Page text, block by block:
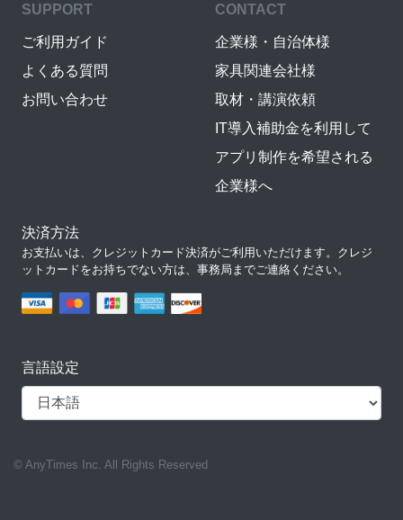
SUPPORT
ご利用ガイド
よくある質問
お問い合わせ
CONTACT
企業様・自治体様
家具関連会社様
取材・講演依頼
IT導入補助金を利用して
アプリ制作を希望される
企業様へ
決済方法
お支払いは、クレジットカード決済がご利用いただけます。クレジ
ットカードをお持ちでない方は、事務局までご連絡ください。
言語設定
© AnyTimes Inc. All Rights Reserved